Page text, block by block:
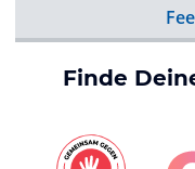
Finde